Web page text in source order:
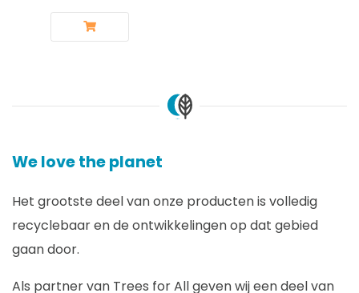
We love the planet
Het grootste deel van onze producten is volledig
recyclebaar en de ontwikkelingen op dat gebied
gaan door.
Als partner van Trees for All geven wij een deel van